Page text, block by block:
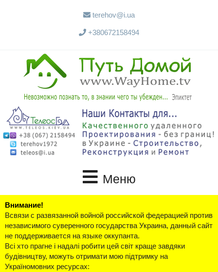
terehov@i.ua
+380672158494
Меню
Внимание!
Всвязи с развязанной войной российской федерацией против
независимого суверенного государства Украина, данный сайт
не поддерживается на языке оккупанта.
Всі хто прагне і надалі робити цей світ краще завдяки
будівництву, можуть отримати мою підтримку на
Україномовних ресурсах: